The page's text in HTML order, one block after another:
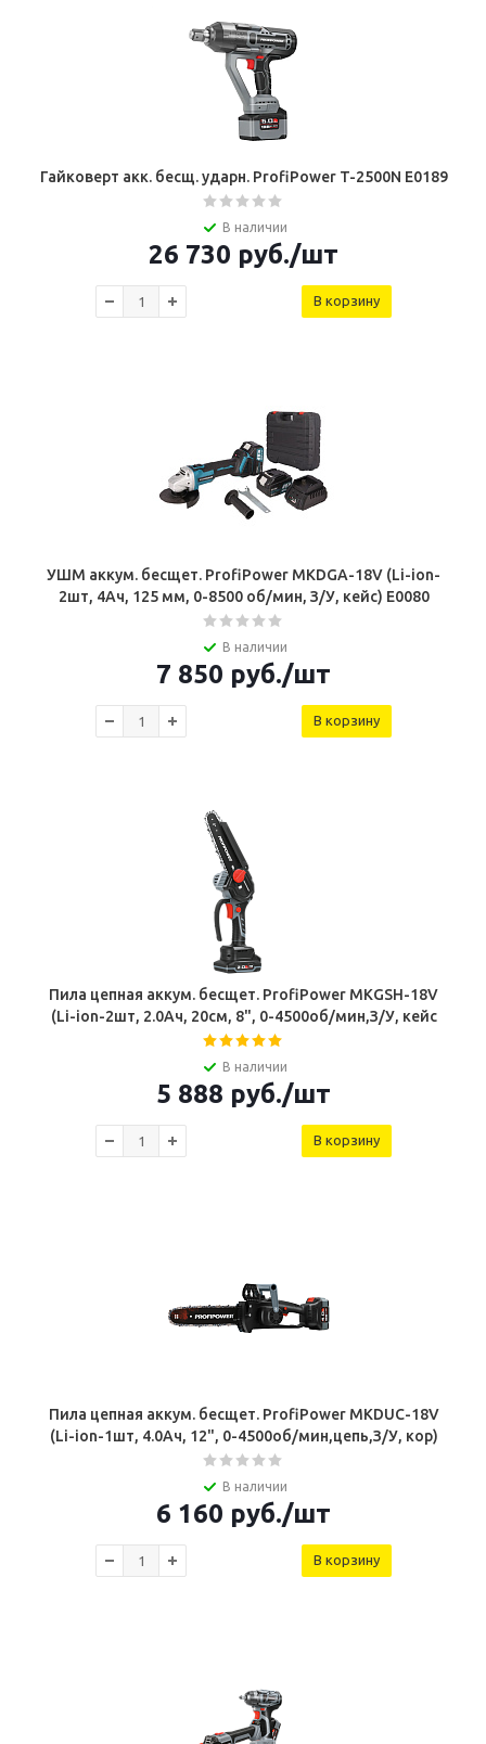
Гайковерт акк. бесщ. ударн. ProfiPower T-2500N E0189
В наличии
26 730 руб./шт
В корзину
УШМ аккум. бесщет. ProfiPower MKDGA-18V (Li-ion-
2шт, 4Ач, 125 мм, 0-8500 об/мин, З/У, кейс) E0080
В наличии
7 850 руб./шт
В корзину
Пила цепная аккум. бесщет. ProfiPower MKGSH-18V
(Li-ion-2шт, 2.0Ач, 20см, 8", 0-4500об/мин,З/У, кейс
В наличии
5 888 руб./шт
В корзину
Пила цепная аккум. бесщет. ProfiPower MKDUC-18V
(Li-ion-1шт, 4.0Ач, 12", 0-4500об/мин,цепь,З/У, кор)
В наличии
6 160 руб./шт
В корзину